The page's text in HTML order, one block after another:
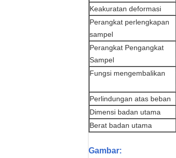
Keakuratan deformasi
Perangkat perlengkapan
sampel
Perangkat Pengangkat
Sampel
Fungsi mengembalikan
Perlindungan atas beban
Dimensi badan utama
Berat badan utama
Gambar: